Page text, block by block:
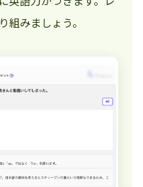
組みましょう。